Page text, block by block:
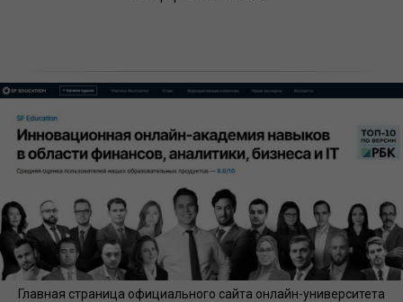
Главная страница официального сайта онлайн-университета